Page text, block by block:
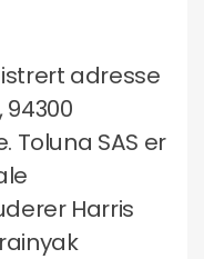
adresse
Toluna SAS er
Harris